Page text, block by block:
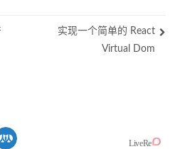
实现一个简单的 React
Virtual Dom